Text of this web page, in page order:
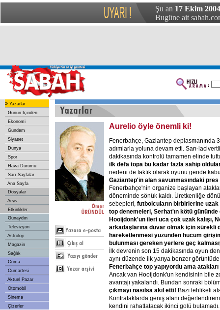
Şu an 17 Ekim
Bugüne ait
» Yazarlar
Günün İçinden
Ekonomi
Gündem
Siyaset
Dünya
Spor
Hava Durumu
Sarı Sayfalar
Ana Sayfa
Dosyalar
Arşiv
Etkinlikler
Günaydın
Televizyon
Astroloji
Magazin
Sağlık
Cuma
Cumartesi
Aktüel Pazar
Otomobil
Sinema
Çizerler
Aurelio öyle önemli ki!
Fenerbahçe, Gaziantep deplasmanında
adımlarla yoluna devam etti. Sarı-
dakikasında kontrolü tamamen elinde
ilk defa topa bu kadar fazla sahip
nedeni de taktik olarak oyunu geride
Gaziantep'in alan savunmasındaki
Fenerbahçe'nin organize başlayan
döneminde sönük kaldı. Üretkenliğe
sebepleri, futbolcuların birbirlerine
top denemeleri, Serhat'ın kötü gününde
Hooijdonk'un ileri uca çok uzak kalışı,
arkadaşlarına duvar olmak için sürekli
hareketlenmesi yüzünden hücum
bulunması gereken yerlere geç
İlk devrenin son 15 dakikasında oyun
aynı düzende ilk yarıya benzer
Fenerbahçe top yapıyordu ama
Ancak van Hooijdonk'un kendisinin bile
avantajı yakalandı. Bundan sonraki
çıkmayı nasılsa akıl etti! Bazı tehlikeli
Kontrataklarda geniş alanı
kendini rahatlatacak ikinci golü